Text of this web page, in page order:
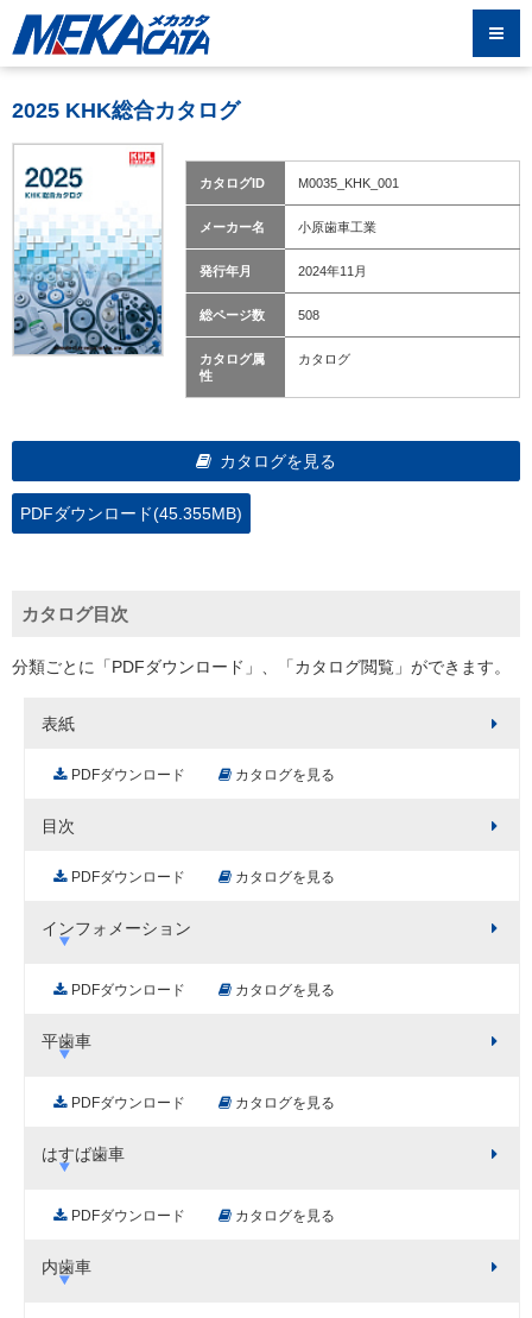
2025 KHK総合カタログ
カタログID M0035_KHK_001
メーカー名 小原歯車工業
発行年月 2024年11月
総ページ数 508
カタログ属
性
カタログ
カタログを見る
PDFダウンロード(45.355MB)
カタログ目次
分類ごとに「PDFダウンロード」、「カタログ閲覧」ができます。
表紙
PDFダウンロード カタログを見る
目次
PDFダウンロード カタログを見る
インフォメーション
PDFダウンロード カタログを見る
平歯車
PDFダウンロード カタログを見る
はすば歯車
PDFダウンロード カタログを見る
内歯車